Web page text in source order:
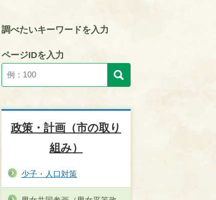
調べたいキーワードを入力
ページIDを入力
政策・計画（市の取り
組み）
少子・人口対策